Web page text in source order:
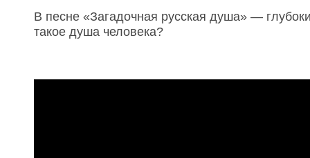
В песне «Загадочная русская душа» —
такое душа человека?